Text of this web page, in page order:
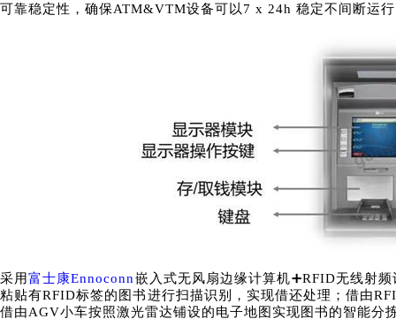
可靠稳定性，确保ATM&VTM设备可以7 x 24h 稳定不间断运
采用富士康Ennoconn嵌入式无风扇边缘计算机➕RFID无线射
粘贴有RFID标签的图书进行扫描识别，实现借还处理；借由
借由AGV小车按照激光雷达铺设的电子地图实现图书的智能分